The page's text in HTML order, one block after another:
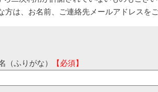
方は、お名前、ご連絡先メールアドレスを
（ふりがな） 【必須】